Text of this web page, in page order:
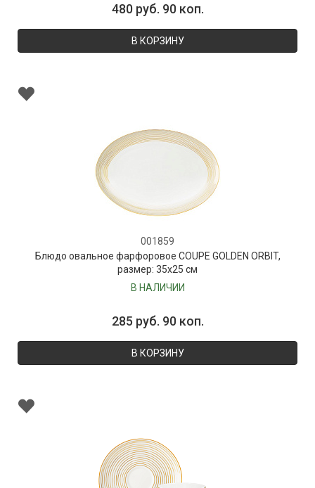
480 руб. 90 коп.
В КОРЗИНУ
001859
Блюдо овальное фарфоровое COUPE GOLDEN ORBIT,
размер: 35х25 см
В НАЛИЧИИ
285 руб. 90 коп.
В КОРЗИНУ